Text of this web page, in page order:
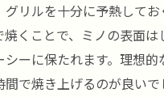
グリルを十分に予熱して
焼くことで、ミノの表面は
シーに保たれます。理想
間で焼き上げるのが良いで